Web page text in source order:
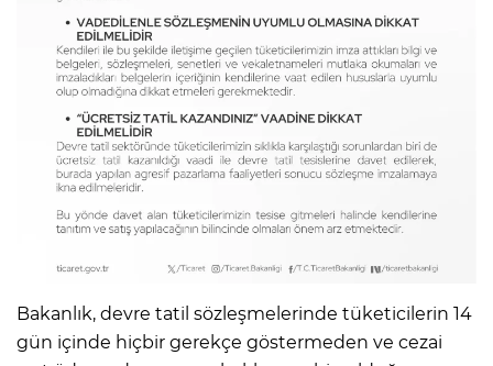
Bakanlık, devre tatil sözleşmelerinde tüketicilerin 14
gün içinde hiçbir gerekçe göstermeden ve cezai